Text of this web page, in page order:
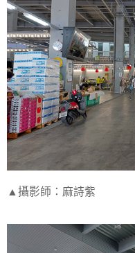
▲攝影師：麻詩紫